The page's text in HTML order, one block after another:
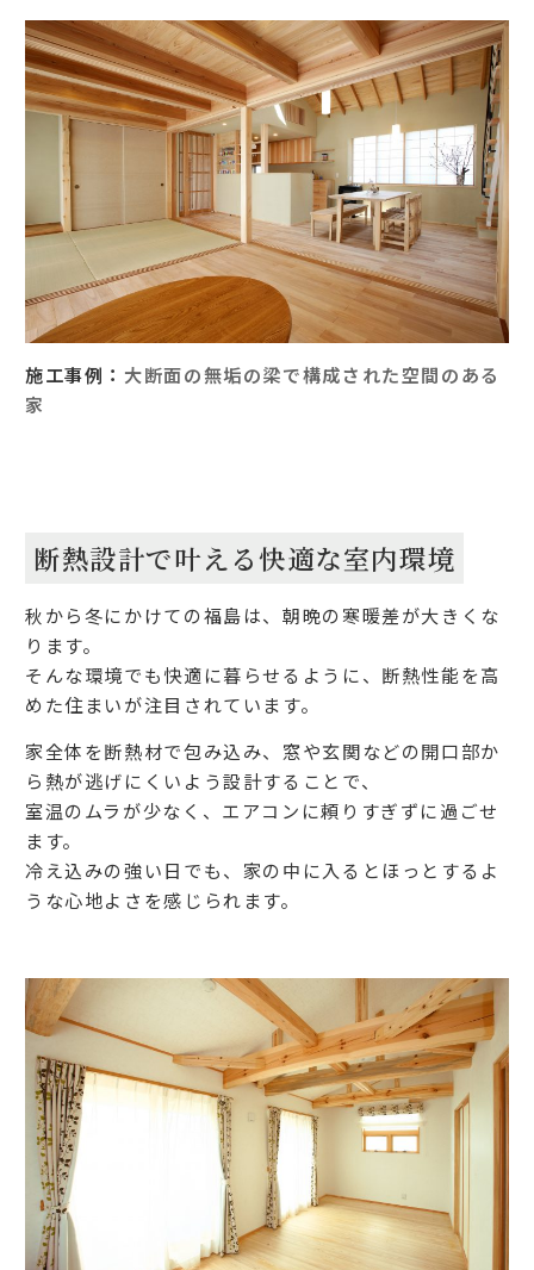
施工事例： 大断面の無垢の梁で構成された空間のある
家
断熱設計で叶える快適な室内環境
秋から冬にかけての福島は、朝晩の寒暖差が大きくな
ります。
そんな環境でも快適に暮らせるように、断熱性能を高
めた住まいが注目されています。
家全体を断熱材で包み込み、窓や玄関などの開口部か
ら熱が逃げにくいよう設計することで、
室温のムラが少なく、エアコンに頼りすぎずに過ごせ
ます。
冷え込みの強い日でも、家の中に入るとほっとするよ
うな心地よさを感じられます。